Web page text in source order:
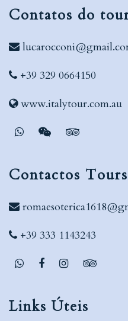
Contatos do
+39 329 0664150
www.italytour.com.au
Contactos
+39 333 1143243
Links Úteis